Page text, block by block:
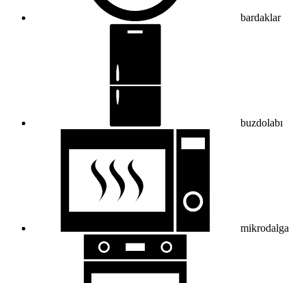
bardaklar
buzdolabı
mikrodalga